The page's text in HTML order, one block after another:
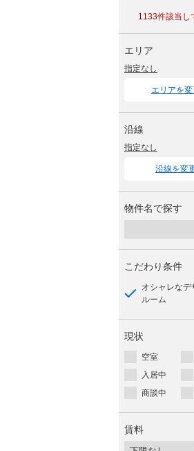
1133件該当し
エリア
指定なし
エリアを
沿線
指定なし
沿線を変
物件名で探す
こだわり条件
オシャレなデ
ルーム
現状
空室
入居中
商談中
賃料